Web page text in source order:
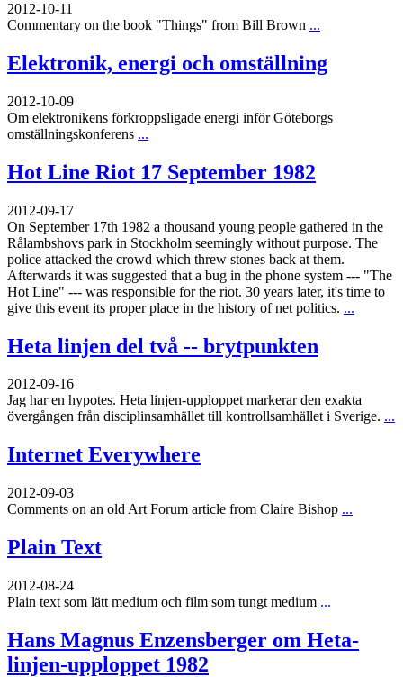
2012-10-11
Commentary on the book "Things" from Bill Brown ...
Elektronik, energi och omställning
2012-10-09
Om elektronikens förkroppsligade energi inför Göteborgs
omställningskonferens ...
Hot Line Riot 17 September 1982
2012-09-17
On September 17th 1982 a thousand young people gathered in the
Rålambshovs park in Stockholm seemingly without purpose. The
police attacked the crowd which threw stones back at them.
Afterwards it was suggested that a bug in the phone system --- "The
Hot Line" --- was responsible for the riot. 30 years later, it's time to
give this event its proper place in the history of net politics. ...
Heta linjen del två -- brytpunkten
2012-09-16
Jag har en hypotes. Heta linjen-upploppet markerar den exakta
övergången från disciplinsamhället till kontrollsamhället i Sverige. ...
Internet Everywhere
2012-09-03
Comments on an old Art Forum article from Claire Bishop ...
Plain Text
2012-08-24
Plain text som lätt medium och film som tungt medium ...
Hans Magnus Enzensberger om Heta-
linjen-upploppet 1982